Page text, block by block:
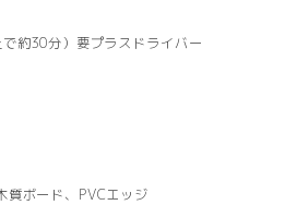
約30分）要プラスドライバー
質ボード、PVCエッジ